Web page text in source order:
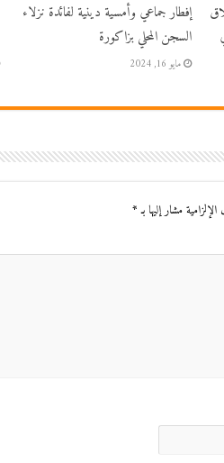
إفطار جماعي وأمسية دينية لفائدة نزلاء
السجن المحلي بزاكورة
مايو 16, 2024
مشار إليها بـ*